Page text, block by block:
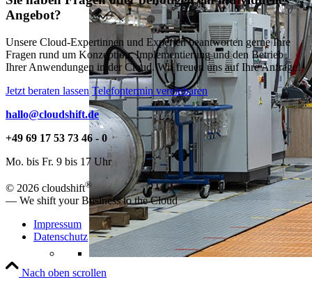
Angebot?
Unsere Cloud-Expertinnen und Experten beantworten gerne Ihre
Fragen rund um Konzeption, Implementierung und den Betrieb
Ihrer Anwendungen in der Cloud. Wir freuen uns auf Ihre Anfrage!
Jetzt beraten lassen Telefontermin vereinbaren
hallo@cloudshift.de
+49 69 17 53 73 46 - 0
Mo. bis Fr. 9 bis 17 Uhr
© 2026 cloudshift®
— We shift your Business to the Cloud
Impressum
Datenschutz
Nach oben scrollen